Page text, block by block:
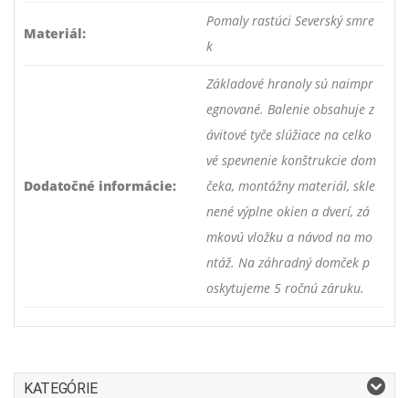
Materiál:
Pomaly rastúci Severský smre
k
Dodatočné informácie:
Základové hranoly sú naimpr
egnované. Balenie obsahuje z
ávitové tyče slúžiace na celko
vé spevnenie konštrukcie dom
čeka, montážny materiál, skle
nené výplne okien a dverí, zá
mkovú vložku a návod na mo
ntáž. Na záhradný domček p
oskytujeme 5 ročnú záruku.
KATEGÓRIE